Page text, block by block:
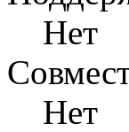
Нет
Нет